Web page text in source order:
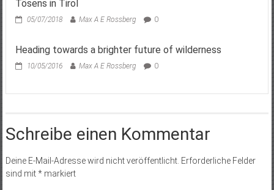
Tösens in Tirol
05/07/2018 Max A E Rossberg 0
Heading towards a brighter future of wilderness
10/05/2016 Max A E Rossberg 0
Schreibe einen Kommentar
Deine E-Mail-Adresse wird nicht veröffentlicht. Erforderliche Felder
sind mit*markiert